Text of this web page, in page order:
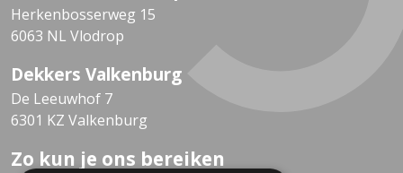
Herkenbosserweg 15
6063 NL Vlodrop
Dekkers Valkenburg
De Leeuwhof 7
6301 KZ Valkenburg
Zo kun je ons bereiken